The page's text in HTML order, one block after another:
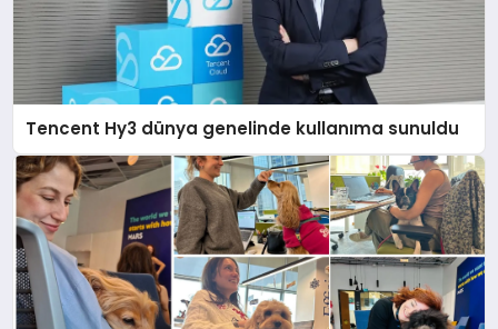
Tencent Hy3 dünya genelinde kullanıma sunuldu